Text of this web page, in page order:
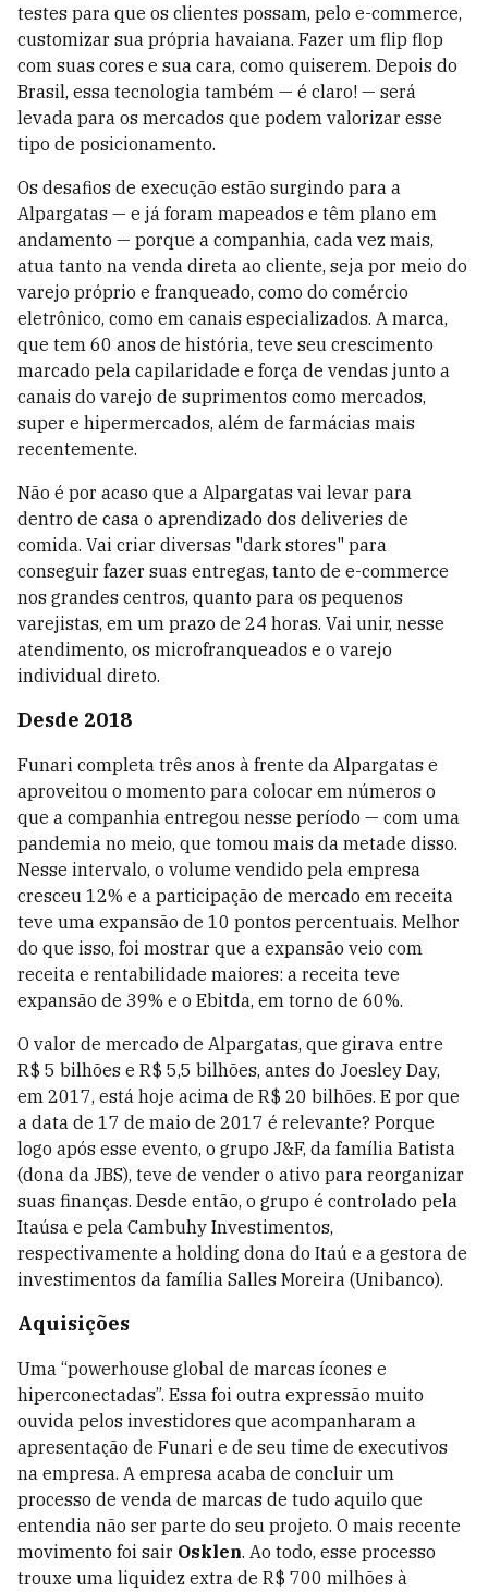
testes para que os clientes possam, pelo e-commerce,
customizar sua própria havaiana. Fazer um flip flop
com suas cores e sua cara, como quiserem. Depois do
Brasil, essa tecnologia também — é claro! — será
levada para os mercados que podem valorizar esse
tipo de posicionamento.
Os desafios de execução estão surgindo para a
Alpargatas — e já foram mapeados e têm plano em
andamento — porque a companhia, cada vez mais,
atua tanto na venda direta ao cliente, seja por meio do
varejo próprio e franqueado, como do comércio
eletrônico, como em canais especializados. A marca,
que tem 60 anos de história, teve seu crescimento
marcado pela capilaridade e força de vendas junto a
canais do varejo de suprimentos como mercados,
super e hipermercados, além de farmácias mais
recentemente.
Não é por acaso que a Alpargatas vai levar para
dentro de casa o aprendizado dos deliveries de
comida. Vai criar diversas "dark stores" para
conseguir fazer suas entregas, tanto de e-commerce
nos grandes centros, quanto para os pequenos
varejistas, em um prazo de 24 horas. Vai unir, nesse
atendimento, os microfranqueados e o varejo
individual direto.
Desde 2018
Funari completa três anos à frente da Alpargatas e
aproveitou o momento para colocar em números o
que a companhia entregou nesse período — com uma
pandemia no meio, que tomou mais da metade disso.
Nesse intervalo, o volume vendido pela empresa
cresceu 12% e a participação de mercado em receita
teve uma expansão de 10 pontos percentuais. Melhor
do que isso, foi mostrar que a expansão veio com
receita e rentabilidade maiores: a receita teve
expansão de 39% e o Ebitda, em torno de 60%.
O valor de mercado de Alpargatas, que girava entre
R$ 5 bilhões e R$ 5,5 bilhões, antes do Joesley Day,
em 2017, está hoje acima de R$ 20 bilhões. E por que
a data de 17 de maio de 2017 é relevante? Porque
logo após esse evento, o grupo J&F, da família Batista
(dona da JBS), teve de vender o ativo para reorganizar
suas finanças. Desde então, o grupo é controlado pela
Itaúsa e pela Cambuhy Investimentos,
respectivamente a holding dona do Itaú e a gestora de
investimentos da família Salles Moreira (Unibanco).
Aquisições
Uma “powerhouse global de marcas ícones e
hiperconectadas”. Essa foi outra expressão muito
ouvida pelos investidores que acompanharam a
apresentação de Funari e de seu time de executivos
na empresa. A empresa acaba de concluir um
processo de venda de marcas de tudo aquilo que
entendia não ser parte do seu projeto. O mais recente
movimento foi sair Osklen. Ao todo, esse processo
trouxe uma liquidez extra de R$ 700 milhões à